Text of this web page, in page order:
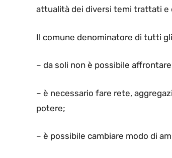
attualità dei diversi temi trattati e
Il comune denominatore di tutti
– da soli non è possibile
– è necessario fare rete,
potere;
– è possibile cambiare modo di